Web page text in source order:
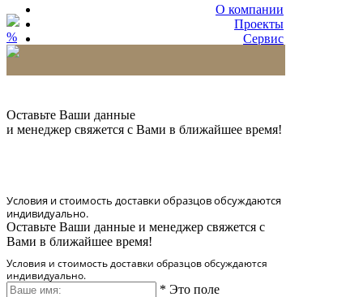
О компании
Проекты
Сервис
%
Оставьте Ваши данные
и менеджер свяжется с Вами в ближайшее время!
Условия и стоимость доставки образцов обсуждаются
индивидуально.
Оставьте Ваши данные и менеджер свяжется с
Вами в ближайшее время!
Условия и стоимость доставки образцов обсуждаются
индивидуально.
* Это поле